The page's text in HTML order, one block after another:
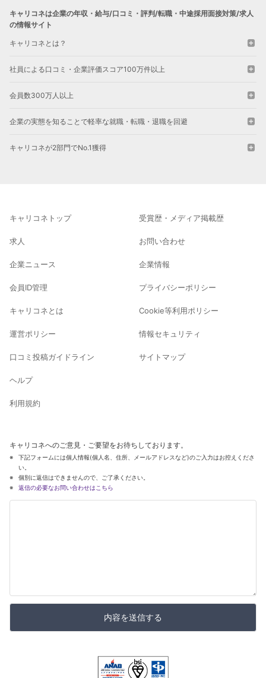
キャリコネは企業の年収・給与/口コミ・評判/転職・中途採用面接対策/求人
の情報サイト
キャリコネとは？
社員による口コミ・企業評価スコア100万件以上
会員数300万人以上
企業の実態を知ることで軽率な就職・転職・退職を回避
キャリコネが2部門でNo.1獲得
キャリコネトップ
求人
企業ニュース
会員ID管理
キャリコネとは
運営ポリシー
口コミ投稿ガイドライン
ヘルプ
利用規約
受賞歴・メディア掲載歴
お問い合わせ
企業情報
プライバシーポリシー
Cookie等利用ポリシー
情報セキュリティ
サイトマップ
キャリコネへのご意見・ご要望をお待ちしております。
下記フォームには個人情報(個人名、住所、メールアドレスなど)のご入力はお控えくださ
い。
個別に返信はできませんので、ご了承ください。
返信の必要なお問い合わせはこちら
内容を送信する